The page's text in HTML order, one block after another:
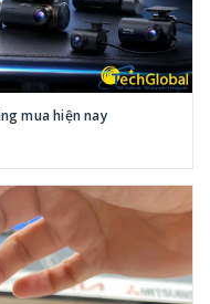
mua hiện nay